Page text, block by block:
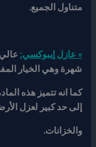
متناول الجميع.
» عازل إيبوكسي:
شهرة وهي الخيار
كما انه تتميز هذه
إلى حد كبير لعزل
والخزانات.